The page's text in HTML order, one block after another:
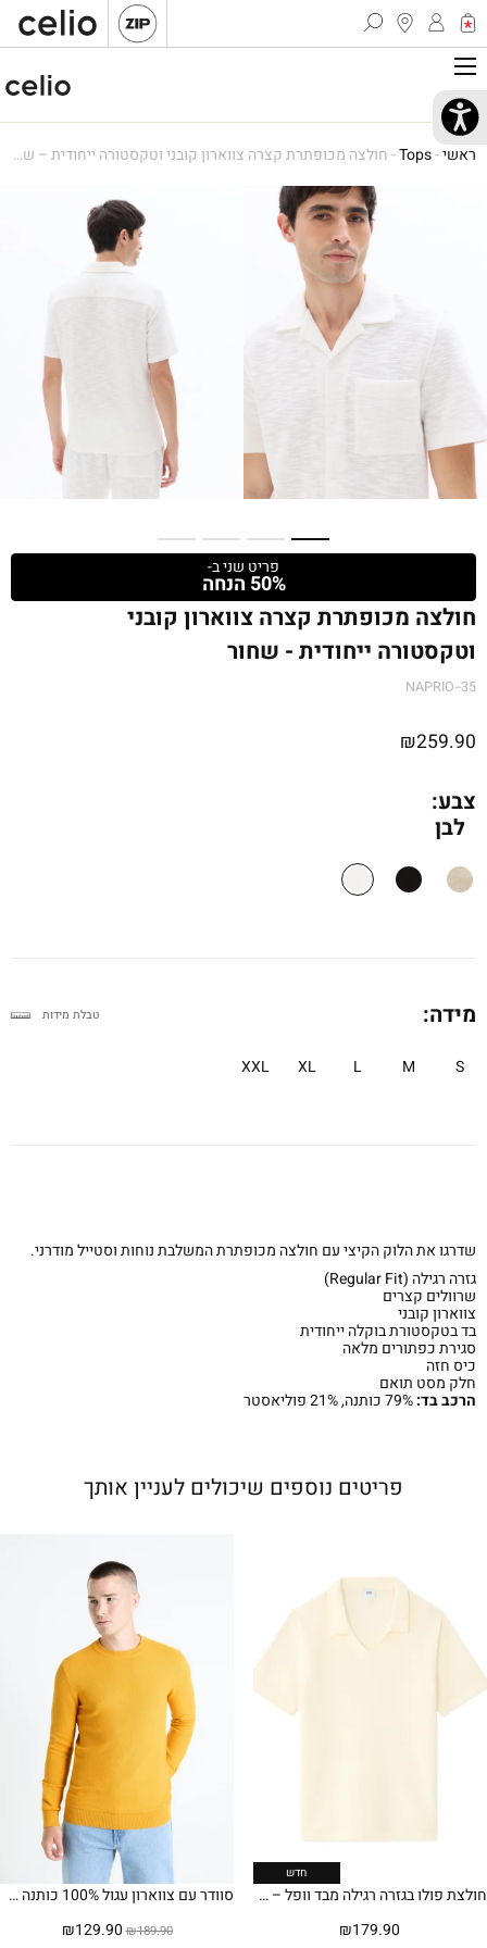
ראשי-
Tops
-חולצה מכופתרת קצרה צווארון קובני וטקסטורה ייחודית – שחור
פריט שני ב-
50% הנחה
חולצה מכופתרת קצרה צווארון קובני
וטקסטורה ייחודית - שחור
NAPRIO--35
₪259.90
צבע:
לבן
מידה:
S
M
L
XL
XXL
טבלת מידות
שדרגו את הלוק הקיצי עם חולצה מכופתרת המשלבת נוחות וסטייל מודרני.
גזרה רגילה (Regular Fit)
שרוולים קצרים
צווארון קובני
בד בטקסטורת בוקלה ייחודית
סגירת כפתורים מלאה
כיס חזה
חלק מסט תואם
הרכב בד:
פריטים נוספים שיכולים לעניין אותך
חדש
חולצת פולו בגזרה רגילה מבד וופל – שמנת
₪179.90
סוודר עם צווארון עגול 100% כותנה פיקה – חרדל
₪189.90
המחיר ₪129.90